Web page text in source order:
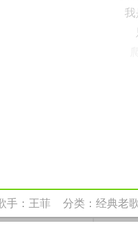
我
手： 王菲 分类： 经典老